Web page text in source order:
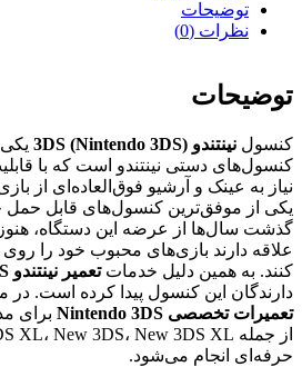
توضیحات
نظرات (0)
توضیحات
کنسول نینتندو 3DS (Nintendo 3DS)
کنسول‌های دستی نینتندو است که با
نیاز به عینک و آرشیو فوق‌العاده‌ای از
یکی از موفق‌ترین کنسول‌های قابل حمل
گذشت سال‌ها از عرضه این دستگاه،
علاقه دارند بازی‌های محبوب خود را
کنند. به همین دلیل خدماتتعمیر نینتندو 3DS
دارندگان این کنسول پیدا کرده است. در
تعمیرات تخصصی Nintendo 3DS
برای
حرفه‌ای انجام می‌شود.